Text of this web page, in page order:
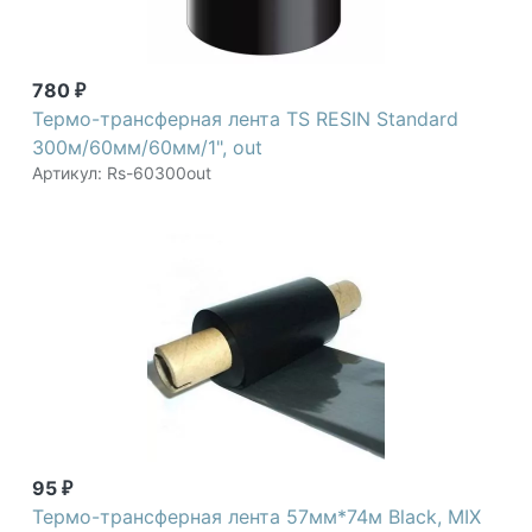
780 ₽
Термо-трансферная лента TS RESIN Standard
300м/60мм/60мм/1", out
Артикул: Rs-60300out
95 ₽
Термо-трансферная лента 57мм*74м Black, MIX